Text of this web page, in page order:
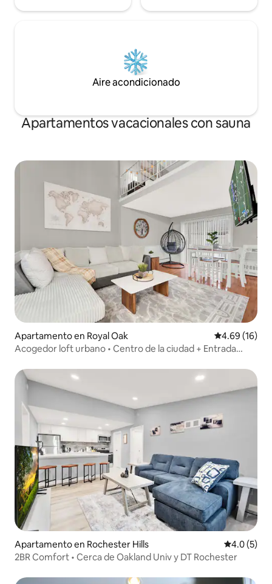
Aire acondicionado
Apartamentos vacacionales con sauna
Apartamento en Royal Oak Calificación
4.69 (16)
Acogedor loft urbano • Centro de la ciudad + Entrada
Apartamento en Rochester Hills
4.0 (5)
2BR Comfort • Cerca de Oakland Univ y DT Rochester